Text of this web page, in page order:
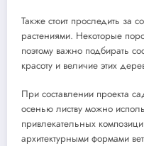
Также стоит проследить за
растениями. Некоторые
поэтому важно подбирать
красоту и величие этих
При составлении проекта
осенью листву можно
привлекательных
архитектурными формами